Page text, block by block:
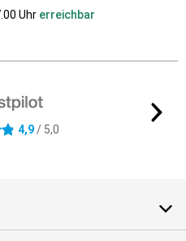
Uhr erreichbar
4,9/ 5,0